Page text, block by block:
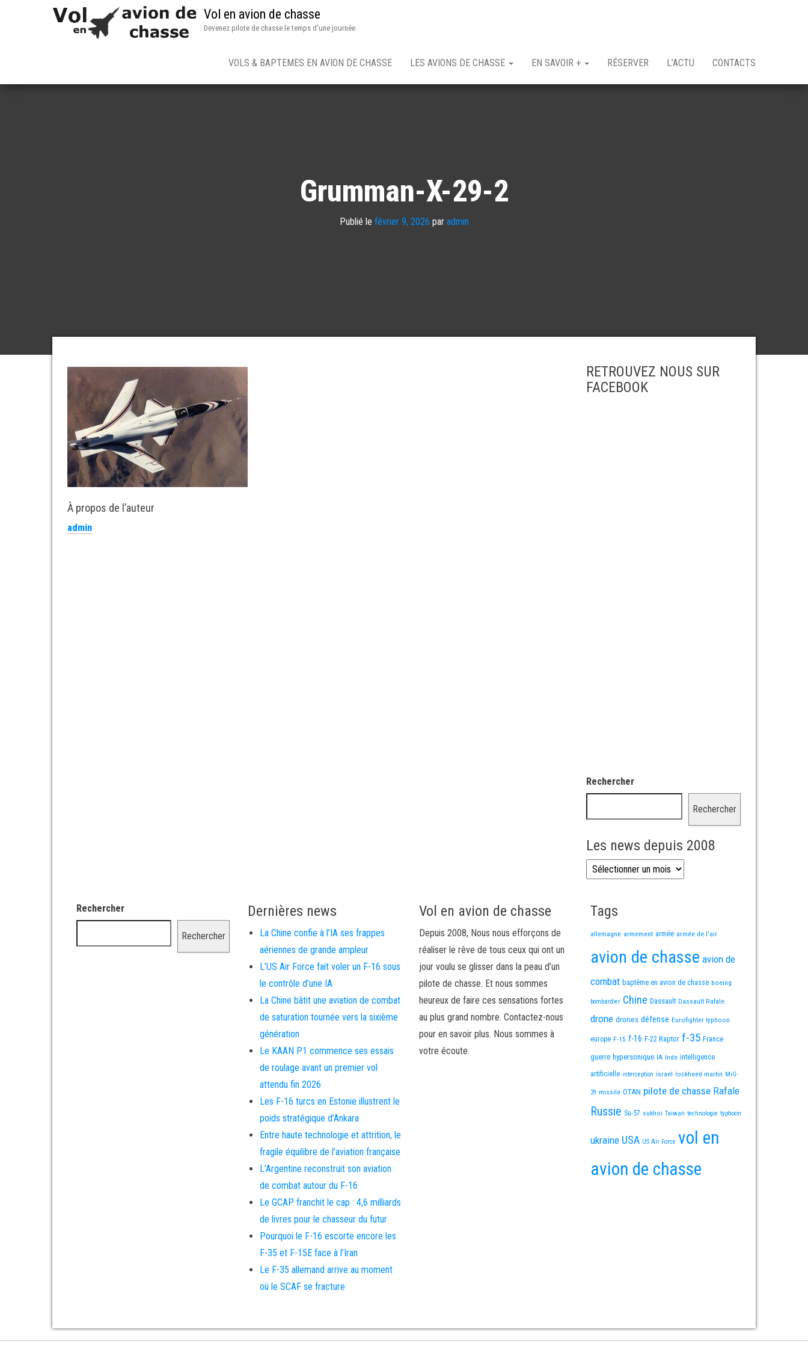
Vol en avion de chasse
Devenez pilote de chasse le temps d'une journée
VOLS & BAPTEMES EN AVION DE CHASSE LES AVIONS DE CHASSE EN SAVOIR + RÉSERVER L’ACTU CONTACTS
Grumman-X-29-2
Publié le février 9, 2026 par admin
À propos de l’auteur
admin
RETROUVEZ NOUS SUR
FACEBOOK
Rechercher
Rechercher
Les news depuis 2008
Les news depuis 2008
Rechercher
Rechercher
Dernières news
La Chine confie à l’IA ses frappes
aériennes de grande ampleur
L’US Air Force fait voler un F-16 sous
le contrôle d’une IA
La Chine bâtit une aviation de combat
de saturation tournée vers la sixième
génération
Le KAAN P1 commence ses essais
de roulage avant un premier vol
attendu fin 2026
Les F-16 turcs en Estonie illustrent le
poids stratégique d’Ankara
Entre haute technologie et attrition, le
fragile équilibre de l’aviation française
L’Argentine reconstruit son aviation
de combat autour du F-16
Le GCAP franchit le cap : 4,6 milliards
de livres pour le chasseur du futur
Pourquoi le F-16 escorte encore les
F-35 et F-15E face à l’Iran
Le F-35 allemand arrive au moment
où le SCAF se fracture
Vol en avion de chasse
Depuis 2008, Nous nous efforçons de
réaliser le rêve de tous ceux qui ont un
jour voulu se glisser dans la peau d’un
pilote de chasse. Et nous sommes
heureux de faire ces sensations fortes
au plus grand nombre. Contactez-nous
pour en savoir plus. Nous sommes à
votre écoute.
Tags
allemagne armement armée armée de l'air
avion de chasse avion de
combat baptême en avion de chasse boeing
bombardier Chine Dassault Dassault Rafale
drone drones défense Eurofighter typhoon
europe F-15 f-16 F-22 Raptor f-35 France
guerre hypersonique IA Inde intelligence
artificielle interception israel lockheed martin MiG-
29 missile OTAN pilote de chasse Rafale
Russie Su-57 sukhoi Taiwan technologie typhoon
ukraine USA US Air Force vol en
avion de chasse